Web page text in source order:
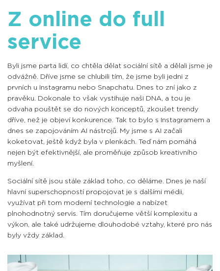
Z online do full
service
Byli jsme parta lidí, co chtěla dělat sociální sítě a dělali jsme je
odvážně. Dříve jsme se chlubili tím, že jsme byli jedni z
prvních u Instagramu nebo Snapchatu. Dnes to zní jako z
pravěku. Dokonale to však vystihuje naši DNA, a tou je
odvaha pouštět se do nových konceptů, zkoušet trendy
dříve, než je objeví konkurence. Tak to bylo s Instagramem a
dnes se zapojováním AI nástrojů. My jsme s AI začali
koketovat, ještě když byla v plenkách. Teď nám pomáhá
nejen být efektivnější, ale proměňuje způsob kreativního
myšlení.
Sociální sítě jsou stále základ toho, co děláme. Dnes je naší
hlavní superschopností propojovat je s dalšími médii,
využívat při tom moderní technologie a nabízet
plnohodnotný servis. Tím doručujeme větší komplexitu a
výkon, ale také udržujeme dlouhodobé vztahy, které pro nás
byly vždy základ.